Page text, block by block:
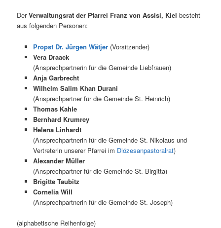
DerVerwaltungsrat der Pfarrei Franz von Assisi, Kiel besteht
aus folgenden Personen:
Propst Dr. Jürgen Wätjer(Vorsitzender)
Vera Draack
(Ansprechpartnerin für die Gemeinde Liebfrauen)
Anja Garbrecht
Wilhelm Salim Khan Durani
(Ansprechpartner für die Gemeinde St. Heinrich)
Thomas Kahle
Bernhard Krumrey
Helena Linhardt
(Ansprechpartnerin für die Gemeinde St. Nikolaus und
Vertreterin unserer Pfarrei im Diözesanpastoralrat)
Alexander Müller
(Ansprechpartner für die Gemeinde St. Birgitta)
Brigitte Taubitz
Cornelia Will
(Ansprechpartnerin für die Gemeinde St. Joseph)
(alphabetische Reihenfolge)